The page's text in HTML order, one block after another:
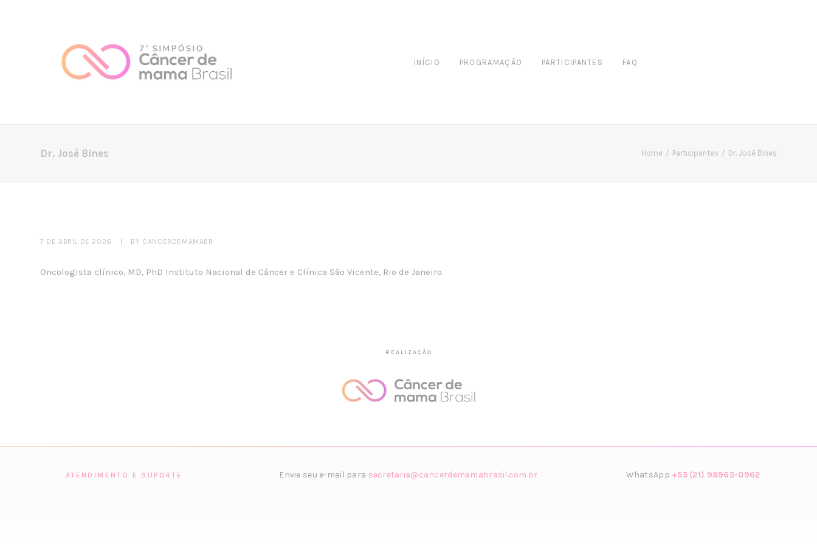
INÍCIO PROGRAMAÇÃO PARTICIPANTES FAQ
Dr. José Bines Home Participantes Dr. José Bines
7 DE ABRIL DE 2026 BY CANCERDEMAMABR
Oncologista clínico, MD, PhD Instituto Nacional de Câncer e Clínica São Vicente, Rio de Janeiro.
REALIZAÇÃO
ATENDIMENTO E SUPORTE Envie seu e-mail para secretaria@cancerdemamabrasil.com.br WhatsApp +55 (21) 98965-0962